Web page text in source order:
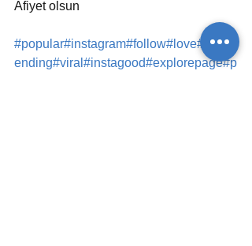
Afiyet olsun
#popular#instagram#follow#love#like#tr
ending#viral #instagood#explorepage#p